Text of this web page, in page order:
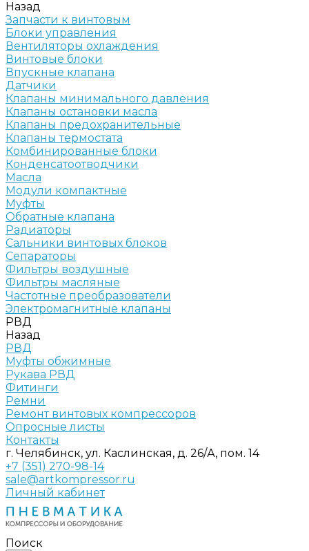
Назад
Запчасти к винтовым
Блоки управления
Вентиляторы охлаждения
Винтовые блоки
Впускные клапана
Датчики
Клапаны минимального давления
Клапаны остановки масла
Клапаны предохранительные
Клапаны термостата
Комбинированные блоки
Конденсатоотводчики
Масла
Модули компактные
Муфты
Обратные клапана
Радиаторы
Сальники винтовых блоков
Сепараторы
Фильтры воздушные
Фильтры масляные
Частотные преобразователи
Электромагнитные клапаны
РВД
Назад
РВД
Муфты обжимные
Рукава РВД
Фитинги
Ремни
Ремонт винтовых компрессоров
Опросные листы
Контакты
г. Челябинск, ул. Каслинская, д. 26/А, пом. 14
+7 (351) 270-98-14
sale@artkompressor.ru
Личный кабинет
Поиск